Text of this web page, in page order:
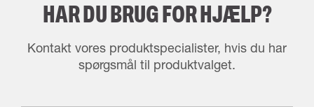
HAR DU BRUG FOR HJÆLP?
Kontakt vores produktspecialister, hvis du har
spørgsmål til produktvalget.